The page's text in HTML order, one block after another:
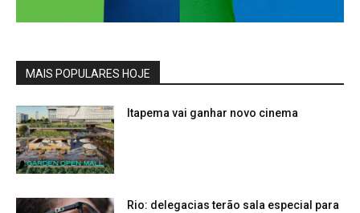
MAIS POPULARES HOJE
Itapema vai ganhar novo cinema
Rio: delegacias terão sala especial para